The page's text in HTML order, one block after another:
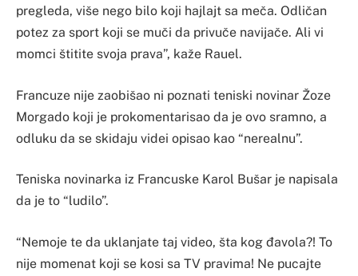
pregleda, više nego bilo koji hajlajt sa meča. Odličan
potez za sport koji se muči da privuče navijače. Ali vi
momci štitite svoja prava”, kaže Rauel.
Francuze nije zaobišao ni poznati teniski novinar Žoze
Morgado koji je prokomentarisao da je ovo sramno, a
odluku da se skidaju videi opisao kao “nerealnu”.
Teniska novinarka iz Francuske Karol Bušar je napisala
da je to “ludilo”.
“Nemoje te da uklanjate taj video, šta kog đavola?! To
nije momenat koji se kosi sa TV pravima! Ne pucajte